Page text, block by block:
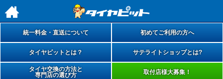
h
統一料金・直送について 初めてご利用の方へ
タイヤピットとは？ サテライトショップとは?
タイヤ交換の方法と
専門店の選び方
取付店様大募集！